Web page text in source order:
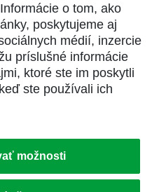
VRCH
o tom, ako
poskytujeme aj
médií, inzercie
príslušné informácie
ktoré ste im poskytli
ste používali ich
možnosti